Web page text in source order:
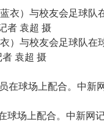
）与校友会足球队在
袁超 摄
球场上配合。中新网